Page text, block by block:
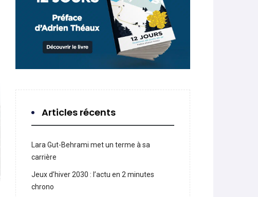
Articles récents
Lara Gut-Behrami met un terme à sa
carrière
Jeux d’hiver 2030 : l’actu en 2 minutes
chrono